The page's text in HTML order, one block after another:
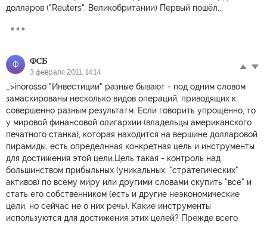
долларов ("Reuters", Великобритании) Первый пошёл...
Ф ФСБ
3 февраля 2011, 14:14
_>inorosso "Инвестиции" разные бывают - под одним словом
замаскированы несколько видов операций, приводящих к
совершенно разным результатм. Если говорить упрощенно, то
у мировой финансовой олигархии (владельцы американского
печатного станка), которая находится на вершине долларовой
пирамиды, есть определннaя конкретная цель и инструменты
для достижения этой цели.Цель такая - контроль над
большинством прибыльных (уникальных, "стратегических"
активов) по всему миру или другими словами скупить "все" и
стать его собственником (есть и другие неэкономические
цели, но сейчас не о них речь). Какие инструменты
используются для достижения этих целей? Прежде всего